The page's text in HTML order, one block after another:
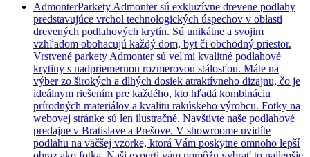
AdmonterParkety Admonter sú exkluzívne drevene podlahy
predstavujúce vrchol technologických úspechov v oblasti
drevených podlahových krytín. Sú unikátne a svojim
vzhľadom obohacujú každý dom, byt či obchodný priestor.
Vrstvené parkety Admonter sú veľmi kvalitné podlahové
krytiny s nadpriemernou rozmerovou stálosťou. Máte na
výber zo širokých a dlhých dosiek atraktívneho dizajnu, čo je
ideálnym riešením pre každého, kto hľadá kombináciu
prírodných materiálov a kvalitu rakúskeho výrobcu. Fotky na
webovej stránke sú len ilustračné. Navštívte naše podlahové
predajne v Bratislave a Prešove. V showroome uvidíte
podlahu na väčšej vzorke, ktorá Vám poskytne omnoho lepší